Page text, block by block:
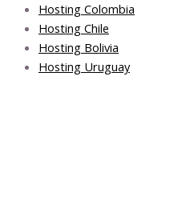
Hosting Colombia
Hosting Chile
Hosting Bolivia
Hosting Uruguay